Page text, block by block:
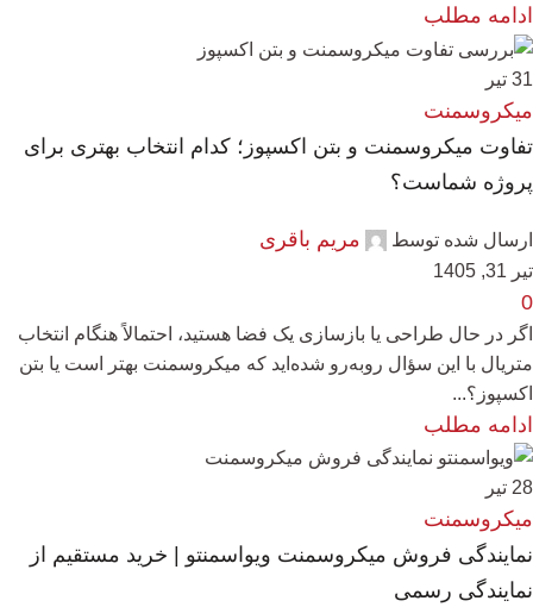
ادامه مطلب
31 تیر
میکروسمنت
تفاوت میکروسمنت و بتن اکسپوز؛ کدام انتخاب بهتری برای
پروژه شماست؟
ارسال شده توسط مریم باقری
تیر 31, 1405
0
اگر در حال طراحی یا بازسازی یک فضا هستید، احتمالاً هنگام انتخاب
متریال با این سؤال روبه‌رو شده‌اید که میکروسمنت بهتر است یا بتن
اکسپوز؟...
ادامه مطلب
28 تیر
میکروسمنت
نمایندگی فروش میکروسمنت ویواسمنتو | خرید مستقیم از
نمایندگی رسمی